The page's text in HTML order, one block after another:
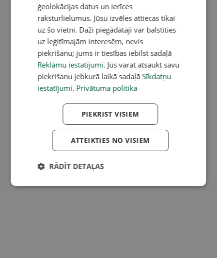
ģeolokācijas datus un ierīces
raksturlielumus. Jūsu izvēles attiecas tikai
uz šo vietni. Daži piegādātāji var balstīties
uz leģitīmajām interesēm, nevis
piekrišanu; jums ir tiesības iebilst sadaļā
Reklāmu iestatījumi. Jūs varat atsaukt savu
piekrišanu jebkurā laikā sadaļā Sīkdatņu
iestatījumi. Privātuma politika
PIEKRIST VISIEM
ATTEIKTIES NO VISIEM
RĀDĪT DETAĻAS